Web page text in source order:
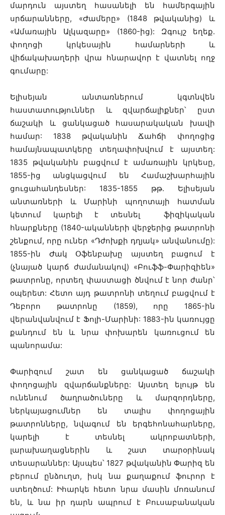
մարդուն այստեղ հասանելի են համերգային
սրճարանները, «Ժամերը» (1848 թվականից) և
«Ամառային Ալկազարը» (1860-ից): Զգույշ եղեք.
փողոցի կրկեսային համարների և
վիճակախաղերի վրա հնարավոր է վատնել ողջ
գումարը:
Ելիսեյան անտառներում կգտնվեն
հաստատություններ և զվարճալիքներ՝ ըստ
ճաշակի և ցանկացած հասարակական խավի
համար: 1838 թվականին Ճահճի փողոցից
համայնապատկերը տեղափոխվում է այստեղ:
1835 թվականին բացվում է ամառային կրկեսը,
1855-ից անցկացվում են Համաշխարհային
ցուցահանդեսներ: 1835-1855 թթ. Ելիսեյան
անտառների և Մարինի պողոտայի հատման
կետում կարելի է տեսնել ֆիզիկական
հնարքները (1840-ականների վերջերից թատրոնի
շենքում, որը ուներ «Դժոխքի դղյակ» անվանումը):
1855-ին Ժակ Օֆենբախը այստեղ բացում է
(չնայած կարճ ժամանակով) «Բուֆֆ-Փարիզիեն»
թատրոնը, որտեղ փաստացի ծնվում է նոր ժանր՝
օպերետ: Հետո այդ թատրոնի տեղում բացվում է
Դեբորո թատրոնը (1859), որը 1865-ին
վերանվանվում է Ֆոլի-Մարինի: 1883-ին կառույցը
քանդում են և նրա փոխարեն կառուցում են
պանորամա:
Փարիզում շատ են ցանկացած ճաշակի
փողոցային զվարճանքները: Այստեղ ելույթ են
ունենում ծաղրածուները և մարզորդները,
ներկայացումներ են տալիս փողոցային
թատրոնները, նվագում են երգեհոնահարները,
կարելի է տեսնել ակրոբատների,
լարախաղացներին և շատ տարօրինակ
տեսարաններ: Այսպես՝ 1827 թվականին Փարիզ են
բերում ընձուղտ, իսկ նա քաղաքում ֆուրոր է
ստեղծում: Իհարկե հետո նրա մասին մոռանում
են, և նա իր դարն ապրում է Բուսաբանական